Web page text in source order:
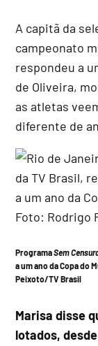
A capitã da
campeonato
respondeu a
de Oliveira,
as atletas
diferente de
ProgramaSem
a um ano da Copa do
Peixoto/TV Brasil
Marisa disse
lotados,